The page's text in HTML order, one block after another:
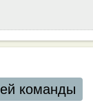
команды